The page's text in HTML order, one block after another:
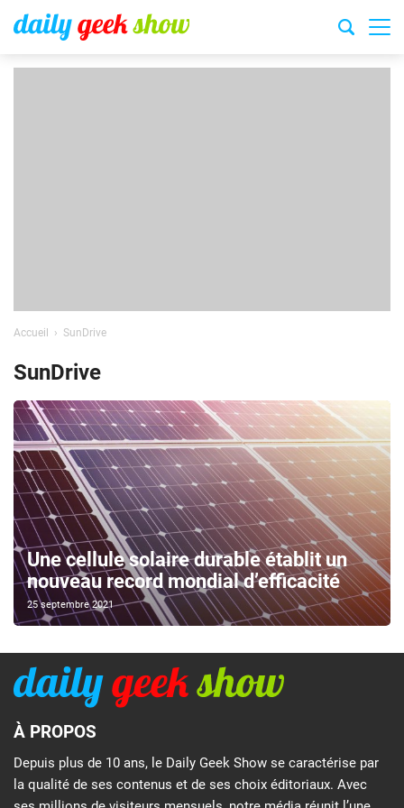
Accueil SunDrive
SunDrive
Une cellule solaire durable établit un
nouveau record mondial d’efficacité
25 septembre 2021
À PROPOS
Depuis plus de 10 ans, le Daily Geek Show se caractérise par
la qualité de ses contenus et de ses choix éditoriaux. Avec